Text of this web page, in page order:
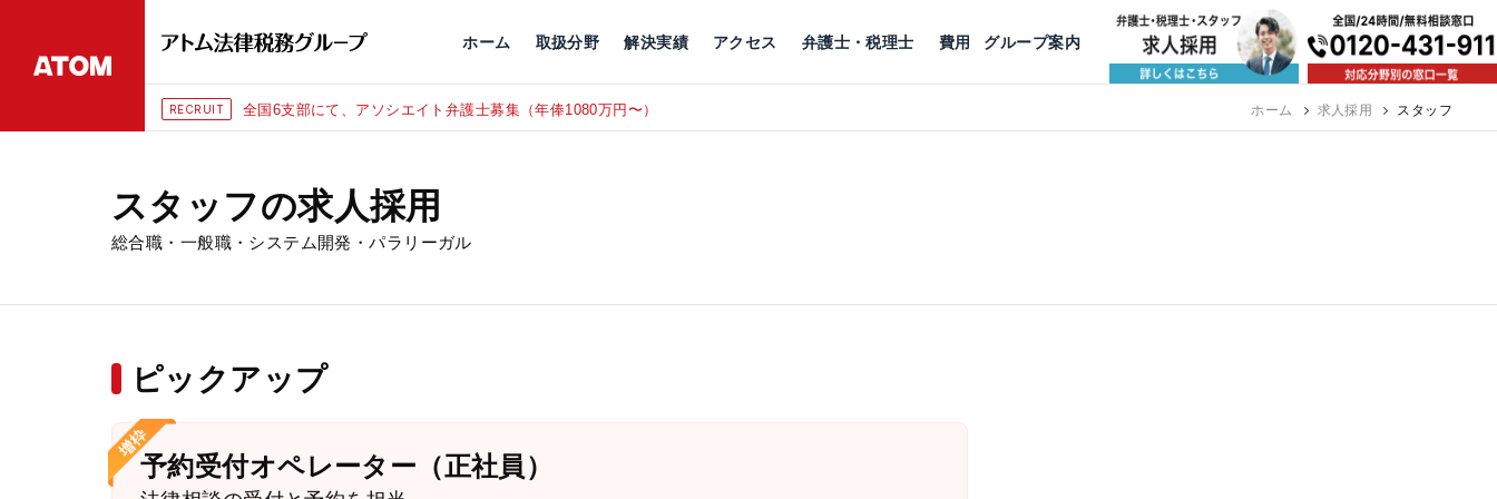
ホーム 取扱分野
公益活動
解決実績 アクセス
京都 神戸 福岡
弁護士・税理士 費用 グループ案内
RECRUIT 全国6支部にて、アソシエイト弁護士募集（年俸1080万円〜） 東京にて、相談予約スタッフ募集（月給38万以上）
スタッフの求人採用
総合職・一般職・システム開発・パラリーガル
ピックアップ
予約受付オペレーター（正社員）
ホーム 求人採用 スタッフ